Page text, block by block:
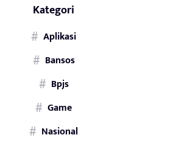
Kategori
Aplikasi
Bansos
Bpjs
Game
Nasional